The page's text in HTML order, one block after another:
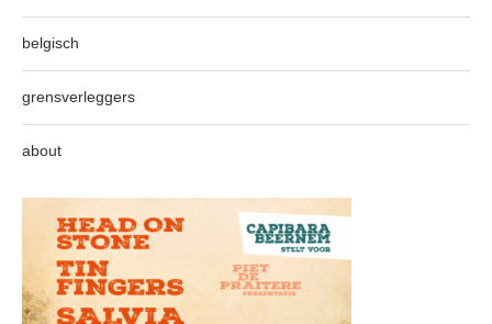
belgisch
grensverleggers
about